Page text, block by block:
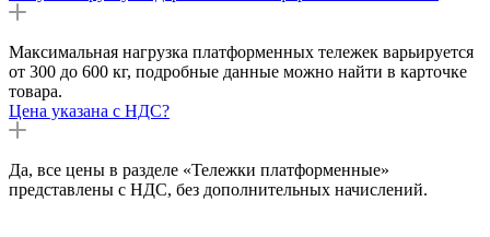
Максимальная нагрузка платформенных тележек варьируется
от 300 до 600 кг, подробные данные можно найти в карточке
товара.
Цена указана с НДС?
Да, все цены в разделе «Тележки платформенные»
представлены с НДС, без дополнительных начислений.